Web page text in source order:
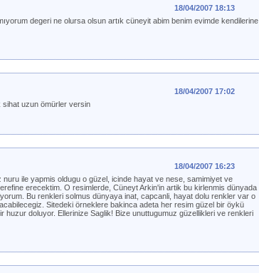
18/04/2007 18:13
degeri ne olursa olsun artık cüneyit abim benim evimde kendilerine
18/04/2007 17:02
sihat uzun ömürler versin
18/04/2007 16:23
ile yapmis oldugu o güzel, icinde hayat ve nese, samimiyet ve
erecektim. O resimlerde, Cüneyt Arkin'in artik bu kirlenmis dünyada
Bu renkleri solmus dünyaya inat, capcanli, hayat dolu renkler var o
Sitedeki örneklere bakinca adeta her resim güzel bir öykü
doluyor. Ellerinize Saglik! Bize unuttugumuz güzellikleri ve renkleri